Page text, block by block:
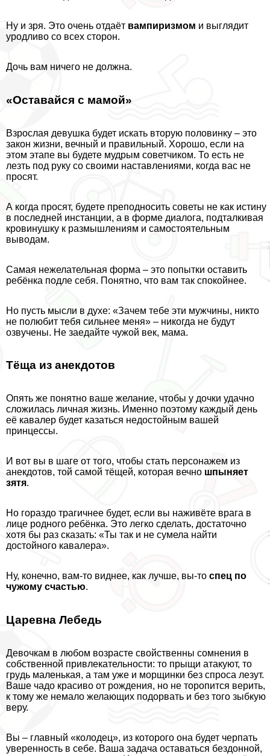
Ну и зря. Это очень отдаёт вампиризмом и выглядит
уpoдливо со всех сторон.
Дочь вам ничего не должна.
«Оставайся с мамой»
Взрослая дeвyшка будет искать вторую половинку – это
закон жизни, вечный и правильный. Хорошо, если на
этом этапе вы будете мудрым советчиком. То есть не
лезть под руку со своими наставлениями, когда вас не
просят.
А когда просят, будете преподносить советы не как истину
в последней инстанции, а в форме диалога, подталкивая
кровинушку к размышлениям и самостоятельным
выводам.
Самая нежелательная форма – это попытки оставить
ребёнка подле себя. Понятно, что вам так спокойнее.
Но пусть мысли в духе: «Зачем тебе эти мужчины, никто
не полюбит тебя сильнее меня» – никогда не будут
озвучены. Не заедайте чужой век, мама.
Тёща из анекдотов
Опять же понятно ваше желание, чтобы у дочки удачно
сложилась личная жизнь. Именно поэтому каждый день
её кавалер будет казаться недостойным вашей
принцессы.
И вот вы в шаге от того, чтобы стать персонажем из
анекдотов, той самой тёщей, которая вечно шпыняет
зятя.
Но гораздо трагичнее будет, если вы наживёте врага в
лице родного ребёнка. Это легко сделать, достаточно
хотя бы раз сказать: «Ты так и не сумела найти
достойного кавалера».
Ну, конечно, вам-то виднее, как лучше, вы-то спец по
чужому счастью.
Царевна Лебедь
Дeвoчкам в любом возрасте свойственны сомнения в
собственной привлекательности: то прыщи атакуют, то
гpyдь маленькая, а там уже и морщинки без спроса лезут.
Ваше чадо красиво от рождения, но не торопится верить,
к тому же немало желающих подорвать и без того зыбкую
веру.
Вы – главный «колодец», из которого она будет черпать
уверенность в себе. Ваша задача оставаться бездонной,